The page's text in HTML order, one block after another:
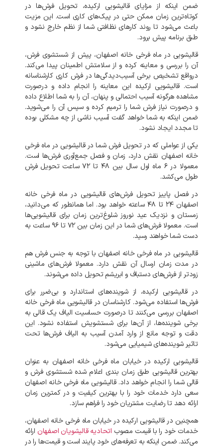
ضمن اینکه از مزایای قالیشویی ارکیده، تحویل فرش‌ها در
کوتاه‌ترین زمان ممکن حتی در پیک‌های کاری است. این مزیت
باعث می‌شود تا روند کارهای نظافتی شما از نظم خارج نشود و
طبق برنامه پیش برود.
قالیشویی در ماه فرخی خانه اصفهان، پیش از شستشوی فرش،
آن را بررسی و معاینه کرده و از سلامتش اطمینان پیدا می‌کند.
درواقع تشخیص برخی آسیب‌دیدگی‌ها در فرش کاری کارشناسانه
است. قالیشویی ارکیده این معاینه را انجام داده و درصورت
مشاهده هرگونه آسیب احتمالی و پنهان، آن را به شما اطلاع داده
و درصورت نیاز فرش شما را ترمیم کرده و سپس آن را می‌شوید.
ضمن اینکه به شما خواهد گفت آسیب ناشی از چه مشکلی بوده
تا مجدد ایجاد نشود.
یکی از عواملی که در تحویل فرش شما در قالیشویی در ماه فرخی
خانه اصفهان نقش دارد، زمان و فصل جمع‌آوری فرش‌ها است.
معمولا در ۶ ماه اول سال بین ۴۸ تا ۷۲ ساعت تحویل فرش
طول می‌کشد.
در فصل پاییز تحویل فرش‌های قالیشویی در ماه فرخی خانه
اصفهان ۲۴ تا ۴۸ ساعته خواهد بود. اما همانطور که می‌دانید،
زمستان و نزدیک عید نوروز شلوغ‌ترین زمان برای قالیشویی‌ها
است. معمولا فرش‌های شما در این زمان بین ۷۲ تا ۹۶ ساعت به
دست شماخواهند رسید.
قالیشویی در ماه فرخی خانه اصفهان با توجه به جنس فرش هم
در مدت زمان ارسال آن نقش دارد. معمولا فرش‌های ماشینی
زودتر از فرش‌های دستباف و ابریشمتحویل داده می‌شوند.
در قالیشویی ارکیده، از شوینده‌های استاندارد و بی‌ضرر برای
فرش‌ها استفاده می‌شود.کارشناسان در قالیشویی ماه فرخی خانه
اصفهان بررسی می‌کنند تا درصورت حساسیت الیاف یک قالی به
برخی شوینده‌ها، از آن‌ها برای شستشویش استفاده نشود. این
دقت و توجه مانع از وارد آمدن آسیب به الیاف فرش‌ها تحت
تاثیر شوینده‌های شیمیایی می‌شود.
قالیشویی ارکیده در خیابان ماه فرخی خانه اصفهان به عنوان
بهترین قالیشویی طبق زمان بندی اعلام شده شستشوی فرش و
قالی شما را انجام خواهد داد.قالیشویی ماه فرخی خانه اصفهان
سعی دارد خدمات خود را با بهترین کیفیت و در کمترین زمان
ارائه دهدتا رضایت مشتریان خود رافراهمسازد.
همچنین در قالیشویی ارکیده در خیابان ماه فرخی خانه اصفهان،
خدمات خود را باقیمت مصوب اتحادیه قالیشویان اصفهان ارائه
می‌کند. ضمن اینکه به تعرفه‌های خود پایند است و قیمت‌ها را در